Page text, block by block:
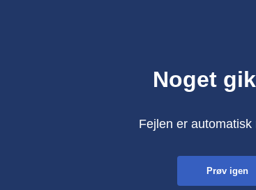
Noget
Fejlen er automatisk
Prøv igen